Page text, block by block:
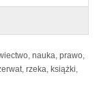
, nauka, prawo,
, rzeka, książki,